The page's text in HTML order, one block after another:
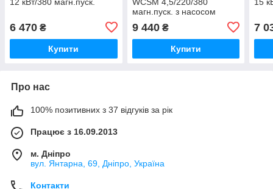
6 470 ₴
Купити
магн.пуск. з насосом
9 440₴
Купити
7
Про нас
100% позитивних з 37 відгуків за рік
Працює з 16.09.2013
м. Дніпро
вул. Янтарна, 69, Дніпро, Україна
Контакти